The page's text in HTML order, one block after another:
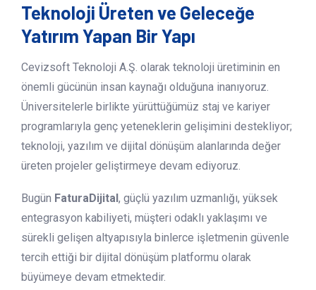
Teknoloji Üreten ve Geleceğe
Yatırım Yapan Bir Yapı
Cevizsoft Teknoloji A.Ş. olarak teknoloji üretiminin en
önemli gücünün insan kaynağı olduğuna inanıyoruz.
Üniversitelerle birlikte yürüttüğümüz staj ve kariyer
programlarıyla genç yeteneklerin gelişimini destekliyor;
teknoloji, yazılım ve dijital dönüşüm alanlarında değer
üreten projeler geliştirmeye devam ediyoruz.
Bugün FaturaDijital, güçlü yazılım uzmanlığı, yüksek
entegrasyon kabiliyeti, müşteri odaklı yaklaşımı ve
sürekli gelişen altyapısıyla binlerce işletmenin güvenle
tercih ettiği bir dijital dönüşüm platformu olarak
büyümeye devam etmektedir.